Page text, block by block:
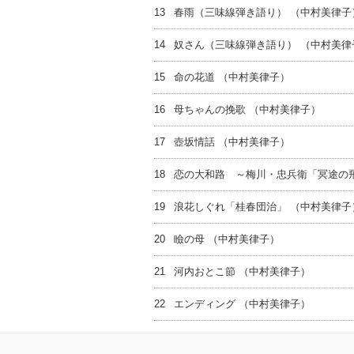
13 春雨（三味線弾き語り） （中村美律子
14 奴さん（三味線弾き語り） （中村美律
15 命の花道 （中村美律子）
16 母ちゃんの挽歌 （中村美律子）
17 壺坂情話 （中村美律子）
18 恋の大和路 ～梅川・忠兵衛「冥途の
19 浪花しぐれ「桂春団治」 （中村美律子
20 瞼の母 （中村美律子）
21 河内おとこ節 （中村美律子）
22 エンディング （中村美律子）